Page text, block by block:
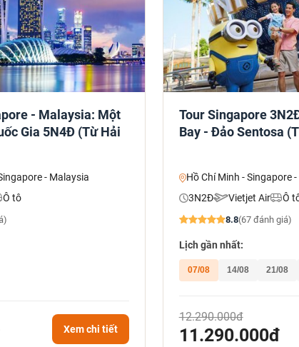
- Malaysia: Một
Gia 5N4Đ (Từ Hải
- Malaysia
Ô tô
Xem chi tiết
Tour Singapore
Bay - Đảo Sentosa
Hồ Chí Minh - Singapore
3N2Đ
Vietjet Air Ô
8.8(67 đánh giá)
Lịch gần nhất:
07/08 14/08 21/08
12.290.000đ
11.290.000đ